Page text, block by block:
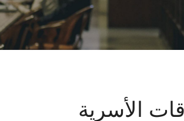
الشئون الأكاديمية
البحث العلمي
الأسرية